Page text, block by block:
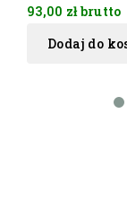
93,00 złbrutto
Dodaj do